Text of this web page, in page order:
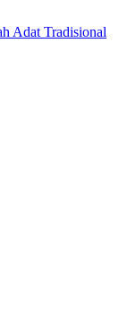
Adat Tradisional